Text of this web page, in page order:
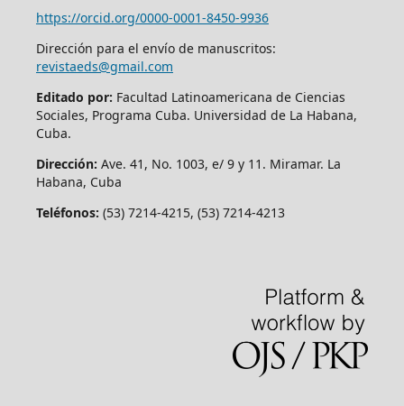
https://orcid.org/0000-0001-8450-9936
Dirección para el envío de manuscritos:
revistaeds@gmail.com
Editado por: Facultad Latinoamericana de Ciencias
Sociales, Programa Cuba. Universidad de La Habana,
Cuba.
Dirección: Ave. 41, No. 1003, e/ 9 y 11. Miramar. La
Habana, Cuba
Teléfonos: (53) 7214-4215, (53) 7214-4213